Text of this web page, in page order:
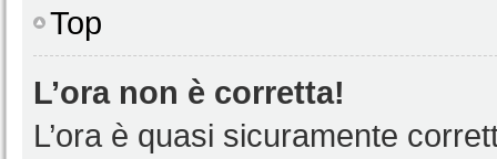
Top
L’ora non è corretta!
L’ora è quasi sicuramente